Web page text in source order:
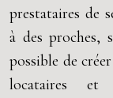
prestataires de
à des proches,
possible de
locataires